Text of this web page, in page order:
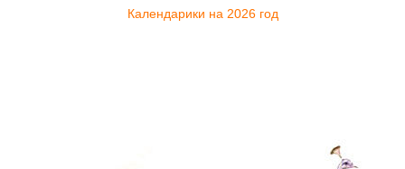
Календарики на 2026 год